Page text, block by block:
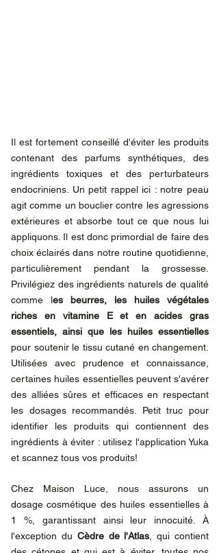
Il est fortement conseillé d'éviter les produits
contenant des parfums synthétiques, des
ingrédients toxiques et des perturbateurs
endocriniens. Un petit rappel ici : notre peau
agit comme un bouclier contre les agressions
extérieures et absorbe tout ce que nous lui
appliquons. Il est donc primordial de faire des
choix éclairés dans notre routine quotidienne,
particulièrement pendant la grossesse.
Privilégiez des ingrédients naturels de qualité
comme les beurres, les huiles végétales
riches en vitamine E et en acides gras
essentiels, ainsi que les huiles essentielles
pour soutenir le tissu cutané en changement.
Utilisées avec prudence et connaissance,
certaines huiles essentielles peuvent s'avérer
des alliées sûres et efficaces en respectant
les dosages recommandés. Petit truc pour
identifier les produits qui contiennent des
ingrédients à éviter : utilisez l'application Yuka
et scannez tous vos produits!
Chez Maison Luce, nous assurons un
dosage cosmétique des huiles essentielles à
1 %, garantissant ainsi leur innocuité. À
l'exception du Cèdre de l'Atlas , qui contient